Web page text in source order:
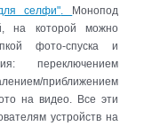
селфи"
Монопод
на которой можно
фото-спуска и
переключением
приближением
на видео. Все эти
устройств на